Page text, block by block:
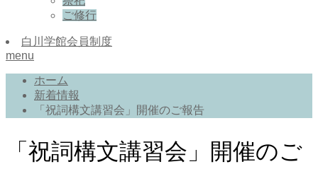
ご修行
白川学館会員制度
menu
ホーム
新着情報
「祝詞構文講習会」開催のご報告
「祝詞構文講習会」開催のご